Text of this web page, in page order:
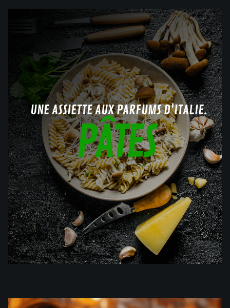
UNE ASSIETTE AUX PARFUMS D'ITALIE.
PÂTES